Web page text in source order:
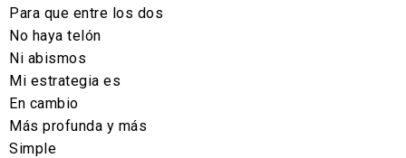
Para que entre los dos
No haya telón
Ni abismos
Mi estrategia es
En cambio
Más profunda y más
Simple